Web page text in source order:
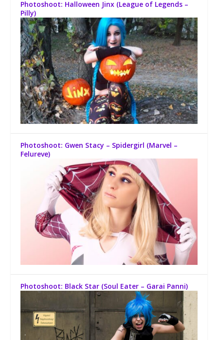
Photoshoot: Halloween Jinx (League of Legends –
Pilly)
Photoshoot: Gwen Stacy – Spidergirl (Marvel –
Felureve)
Photoshoot: Black Star (Soul Eater – Garai Panni)